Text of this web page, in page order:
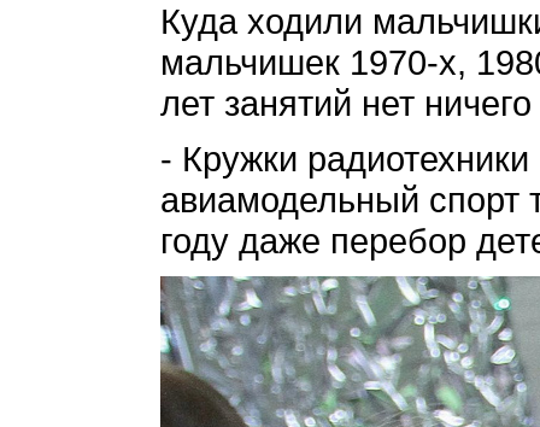
Куда ходили
мальчишек 1970-х,
лет занятий нет
- Кружки
авиамодельный спорт
году даже перебор